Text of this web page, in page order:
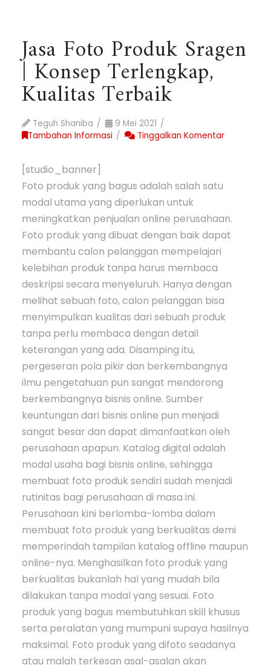
Jasa Foto Produk Sragen
| Konsep Terlengkap,
Kualitas Terbaik
Teguh Shaniba
9 Mei 2021
Tambahan Informasi
Tinggalkan Komentar
[studio_banner]
Foto produk yang bagus adalah salah satu
modal utama yang diperlukan untuk
meningkatkan penjualan online perusahaan.
Foto produk yang dibuat dengan baik dapat
membantu calon pelanggan mempelajari
kelebihan produk tanpa harus membaca
deskripsi secara menyeluruh. Hanya dengan
melihat sebuah foto, calon pelanggan bisa
menyimpulkan kualitas dari sebuah produk
tanpa perlu membaca dengan detail
keterangan yang ada. Disamping itu,
pergeseran pola pikir dan berkembangnya
ilmu pengetahuan pun sangat mendorong
berkembangnya bisnis online. Sumber
keuntungan dari bisnis online pun menjadi
sangat besar dan dapat dimanfaatkan oleh
perusahaan apapun. Katalog digital adalah
modal usaha bagi bisnis online, sehingga
membuat foto produk sendiri sudah menjadi
rutinitas bagi perusahaan di masa ini.
Perusahaan kini berlomba-lomba dalam
membuat foto produk yang berkualitas demi
memperindah tampilan katalog offline maupun
online-nya. Menghasilkan foto produk yang
berkualitas bukanlah hal yang mudah bila
dilakukan tanpa modal yang sesuai. Foto
produk yang bagus membutuhkan skill khusus
serta peralatan yang mumpuni supaya hasilnya
maksimal. Foto produk yang difoto seadanya
atau malah terkesan asal-asalan akan